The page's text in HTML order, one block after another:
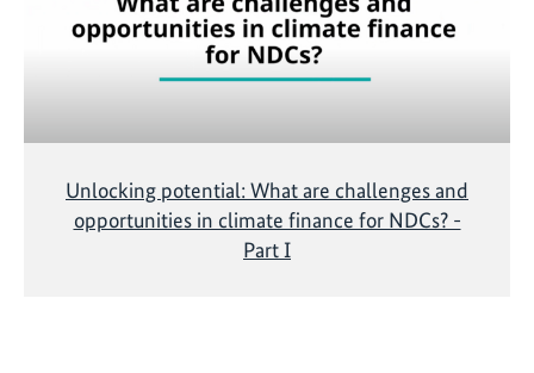
Unlocking potential: What are challenges and
opportunities in climate finance for NDCs? -
Part I